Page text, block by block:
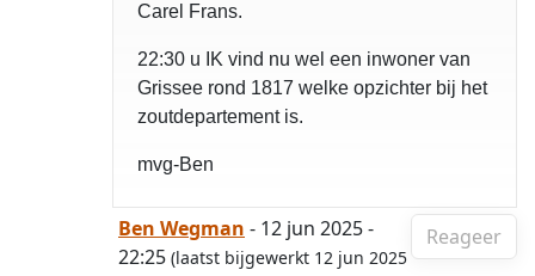
Carel Frans.
22:30 u IK vind nu wel een inwoner van
Grissee rond 1817 welke opzichter bij het
zoutdepartement is.
mvg-Ben
Reageer
Ben Wegman - 12 jun 2025 -
22:25 (laatst bijgewerkt 12 jun 2025